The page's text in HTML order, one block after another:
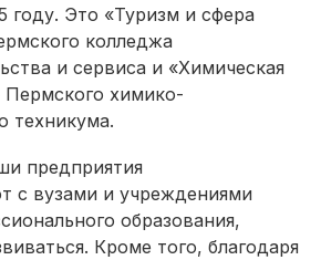
году. Это «Туризм и сфера
колледжа
и сервиса и «Химическая
Пермского химико-
техникума.
предприятия
с вузами и учреждениями
образования,
Кроме того, благодаря